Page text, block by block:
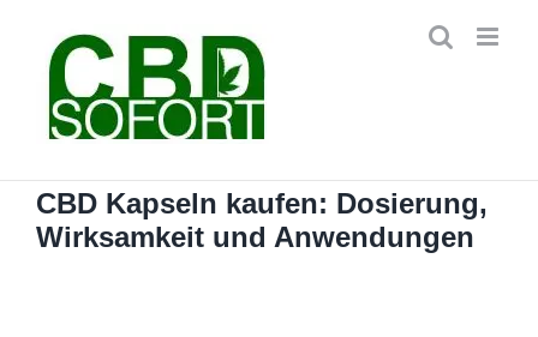
springen
CBD Kapseln kaufen: Dosierung,
Wirksamkeit und Anwendungen